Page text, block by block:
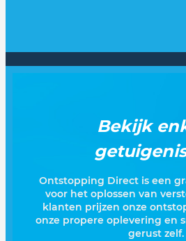
Bekijk
Ontstopping Direct is een
voor het oplossen van
klanten prijzen onze
onze propere oplevering en
gerust zelf.